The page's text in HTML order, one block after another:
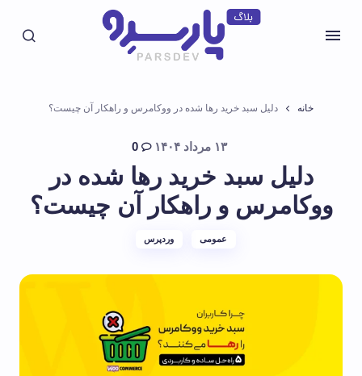
خانه دلیل سبد خرید رها شده در ووکامرس و راهکار آن چیست؟
۱۳ مرداد ۱۴۰۴ 0
دلیل سبد خرید رها شده در
ووکامرس و راهکار آن چیست؟
عمومی وردپرس